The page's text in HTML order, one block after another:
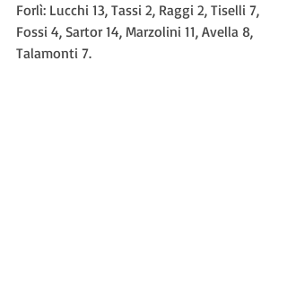
Forlì: Lucchi 13, Tassi 2, Raggi 2, Tiselli 7,
Fossi 4, Sartor 14, Marzolini 11, Avella 8,
Talamonti 7.